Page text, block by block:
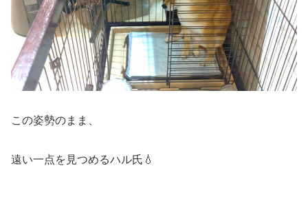
この姿勢のまま、
遠い一点を見つめるハル氏💧